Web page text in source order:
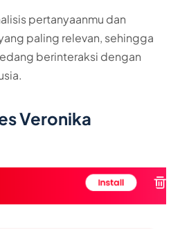
pertanyaanmu dan
paling relevan, sehingga
berinteraksi dengan
Veronika